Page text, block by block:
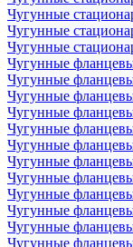
Чугунные
Чугунные
Чугунные
Чугунные
Чугунные
Чугунные
Чугунные
Чугунные
Чугунные
Чугунные
Чугунные
Чугунные
Чугунные
Чугунные
Чугунные